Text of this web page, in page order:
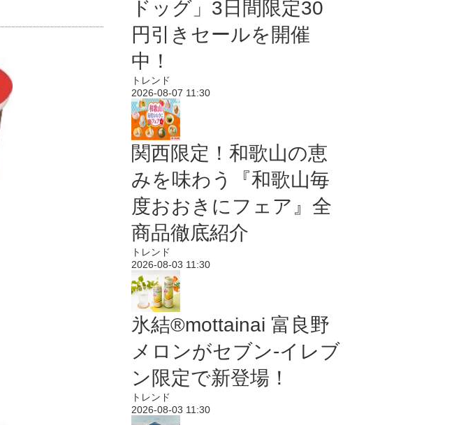
ドッグ」3日間限定30
円引きセールを開催
中！
トレンド
2026-08-07 11:30
関西限定！和歌山の恵
みを味わう『和歌山毎
度おおきにフェア』全
商品徹底紹介
トレンド
2026-08-03 11:30
氷結®mottainai 富良野
メロンがセブン‐イレブ
ン限定で新登場！
トレンド
2026-08-03 11:30